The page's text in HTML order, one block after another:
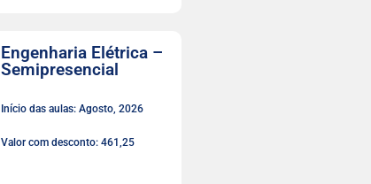
Engenharia Elétrica –
Semipresencial
Início das aulas: Agosto, 2026
Valor com desconto: 461,25